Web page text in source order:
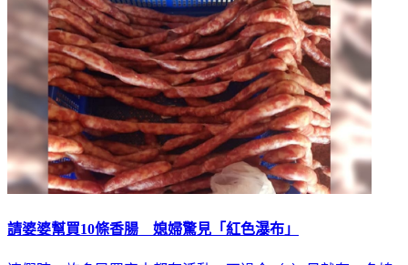
請婆婆幫買10條香腸 媳婦驚見「紅色瀑布」